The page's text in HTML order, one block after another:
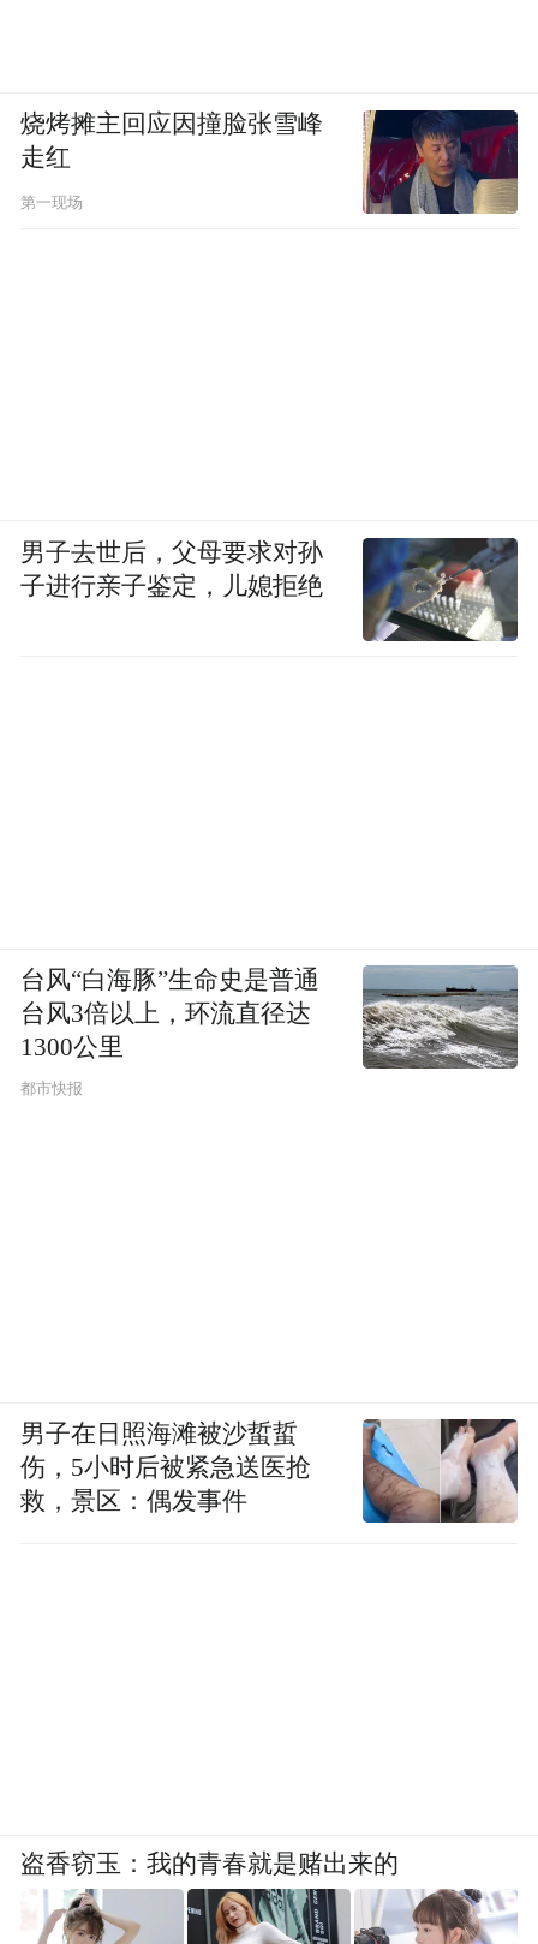
烧烤摊主回应因撞脸张雪峰
走红
第一现场
男子去世后，父母要求对孙
子进行亲子鉴定，儿媳拒绝
台风“白海豚”生命史是普通
台风3倍以上，环流直径达
1300公里
都市快报
男子在日照海滩被沙蜇蜇
伤，5小时后被紧急送医抢
救，景区：偶发事件
盗香窃玉：我的青春就是赌出来的